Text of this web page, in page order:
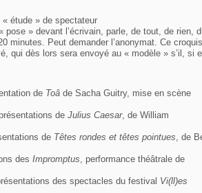
étude » de spectateur
» devant l’écrivain, parle, de tout, de rien,
minutes. Peut demander l’anonymat. Ce
qui dès lors sera envoyé au « modèle » s’il, si
de Toâde Sacha Guitry, mise en scène
de Julius Caesar, de William
de Têtes rondes et têtes pointues, de
des Impromptus, performance théâtrale de
des spectacles du festival Vi(ll)es